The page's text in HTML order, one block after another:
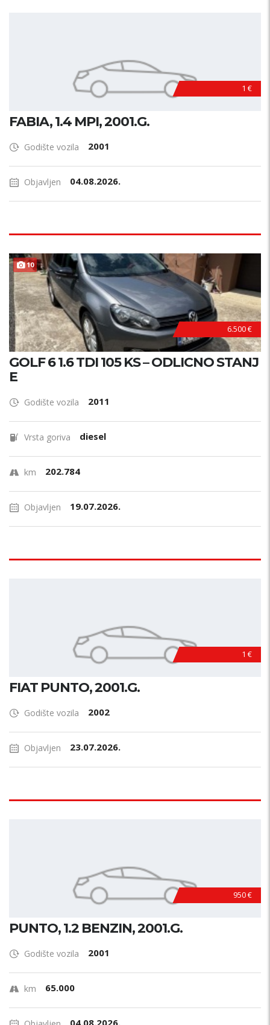
1 €
FABIA, 1.4 MPI, 2001.G.
Godište vozila 2001
Objavljen 04.08.2026.
10 TOP STANJE !
6.500 €
GOLF 6 1.6 TDI 105 KS – ODLICNO STANJ
E
Godište vozila 2011
Vrsta goriva diesel
km 202.784
Objavljen 19.07.2026.
1 €
FIAT PUNTO, 2001.G.
Godište vozila 2002
Objavljen 23.07.2026.
950 €
PUNTO, 1.2 BENZIN, 2001.G.
Godište vozila 2001
km 65.000
04.08.2026.